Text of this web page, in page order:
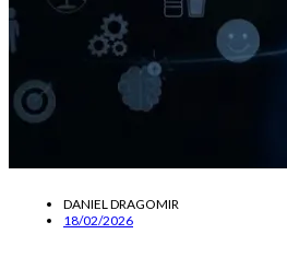
DANIEL DRAGOMIR
18/02/2026